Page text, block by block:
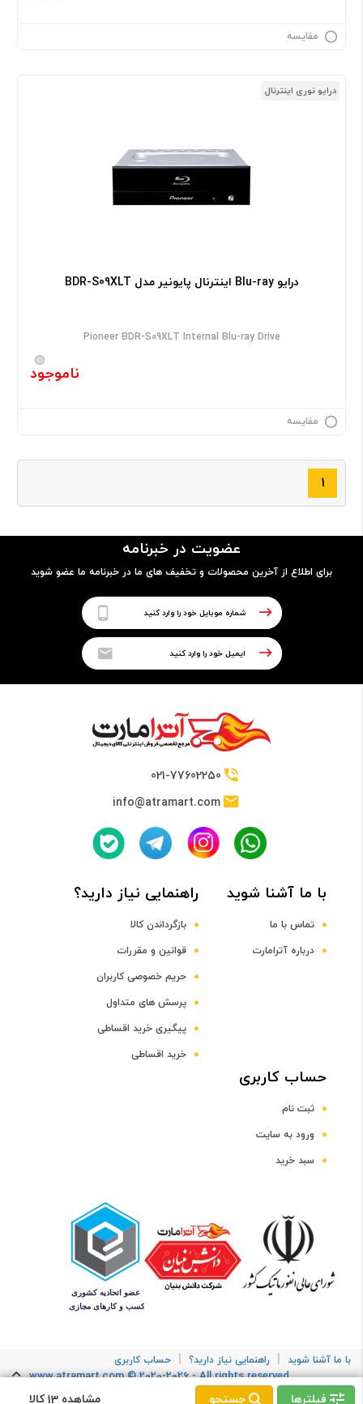
 فیلترها  جستجو مشاهده13 کالا
مقایسه
درایو نوری اینترنال
درایو Blu-ray اینترنال پایونیر مدل BDR-S09XLT
Pioneer BDR-S09XLT Internal Blu-ray Drive
ناموجود
مقایسه
۱
عضویت در خبرنامه
برای اطلاع از آخرین محصولات و تخفیف های ما در خبرنامه ما عضو شوید
021-77602250
info@atramart.com
با ما آشنا شوید
تماس با ما
درباره آترامارت
راهنمایی نیاز دارید؟
بازگرداندن کالا
قوانین و مقررات
حریم خصوصی کاربران
پرسش های متداول
پیگیری خرید اقساطی
خرید اقساطی
حساب کاربری
ثبت نام
ورود به سایت
سبد خرید
با ما آشنا شوید راهنمایی نیاز دارید؟ حساب کاربری
 www.atramart.com © 2020-2026 - All rights reserved.